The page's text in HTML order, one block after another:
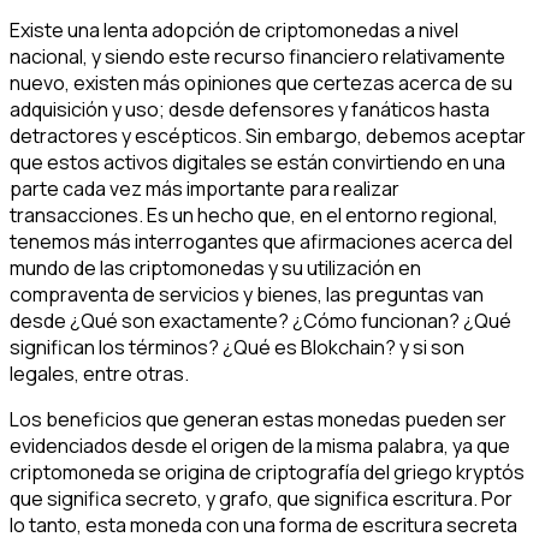
Existe una lenta adopción de criptomonedas a nivel
nacional, y siendo este recurso financiero relativamente
nuevo, existen más opiniones que certezas acerca de su
adquisición y uso; desde defensores y fanáticos hasta
detractores y escépticos. Sin embargo, debemos aceptar
que estos activos digitales se están convirtiendo en una
parte cada vez más importante para realizar
transacciones. Es un hecho que, en el entorno regional,
tenemos más interrogantes que afirmaciones acerca del
mundo de las criptomonedas y su utilización en
compraventa de servicios y bienes, las preguntas van
desde ¿Qué son exactamente? ¿Cómo funcionan? ¿Qué
significan los términos? ¿Qué es Blokchain? y si son
legales, entre otras.
Los beneficios que generan estas monedas pueden ser
evidenciados desde el origen de la misma palabra, ya que
criptomoneda se origina de criptografía del griego kryptós
que significa secreto, y grafo, que significa escritura. Por
lo tanto, esta moneda con una forma de escritura secreta